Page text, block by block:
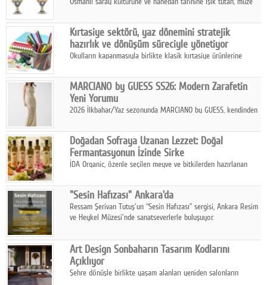
Ağustos'ta Arthill Müzecilik'in düzenleyeceği özel müzayedede
koleksiyonerlerle buluşuyor
Kırtasiye sektörü, yaz dönemini stratejik
hazırlık ve dönüşüm süreciyle yönetiyor
Okulların kapanmasıyla birlikte klasik kırtasiye ürünlerine
sanat ve eğitici aktivite ürünleriyle dinamik bir biçimde
geçiriyor.
MARCIANO by GUESS SS26: Modern Zarafetin
Yeni Yorumu
2026 İlkbahar/Yaz sezonunda MARCIANO by GUESS, kendinden
Doğadan Sofraya Uzanan Lezzet: Doğal
Fermantasyonun İzinde Sirke
İDA Organic, özenle seçilen meyve ve bitkilerden hazırlanan
sofralarına taşıyor.
"Sesin Hafızası" Ankara'da
Ressam Şerivan Tutuş'un “Sesin Hafızası” sergisi, Ankara Resim
ve Heykel Müzesi'nde sanatseverlerle buluşuyor.
Art Design Sonbaharın Tasarım Kodlarını
Açıklıyor
Şehre dönüşle birlikte yaşam alanları yeniden salonların